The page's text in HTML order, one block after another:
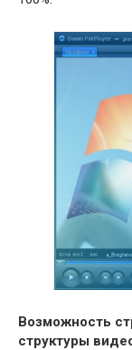
Возможность
структуры